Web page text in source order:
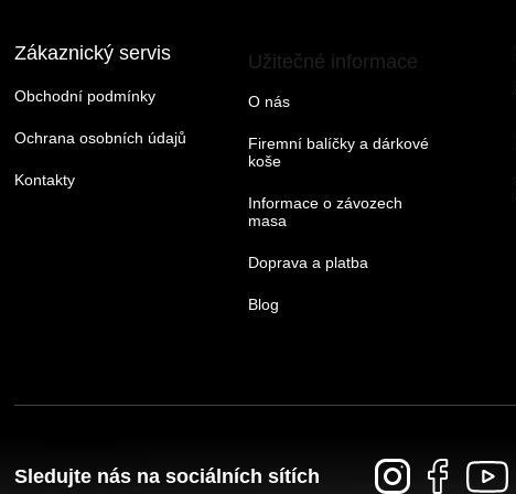
Zákaznický servis
Obchodní podmínky
Ochrana osobních údajů
Kontakty
Užitečné informace
O nás
Firemní balíčky a dárkové
koše
Informace o závozech
masa
Doprava a platba
Blog
Sledujte nás na sociálních sítích